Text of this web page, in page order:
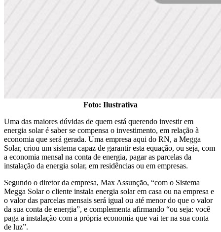
Foto: Ilustrativa
Uma das maiores dúvidas de quem está querendo investir em
energia solar é saber se compensa o investimento, em relação à
economia que será gerada. Uma empresa aqui do RN, a Megga
Solar, criou um sistema capaz de garantir esta equação, ou seja, com
a economia mensal na conta de energia, pagar as parcelas da
instalação da energia solar, em residências ou em empresas.
Segundo o diretor da empresa, Max Assunção, “com o Sistema
Megga Solar o cliente instala energia solar em casa ou na empresa e
o valor das parcelas mensais será igual ou até menor do que o valor
da sua conta de energia”, e complementa afirmando “ou seja: você
paga a instalação com a própria economia que vai ter na sua conta
de luz”.